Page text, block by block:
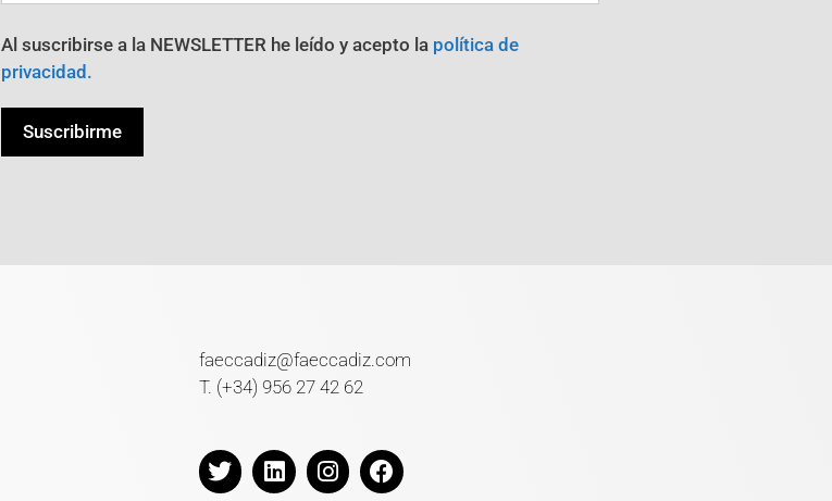
Al suscribirse a la NEWSLETTER he leído y acepto la política de
privacidad.
faeccadiz@faeccadiz.com
T. (+34) 956 27 42 62